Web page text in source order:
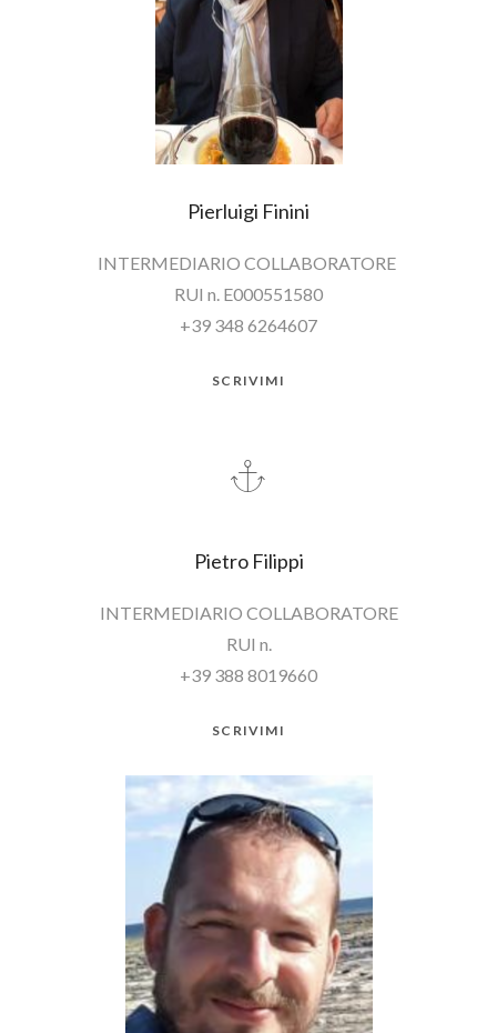
Pierluigi Finini
INTERMEDIARIO COLLABORATORE
RUI n. E000551580
+39 348 6264607
SCRIVIMI
Pietro Filippi
INTERMEDIARIO COLLABORATORE
RUI n.
+39 388 8019660
SCRIVIMI